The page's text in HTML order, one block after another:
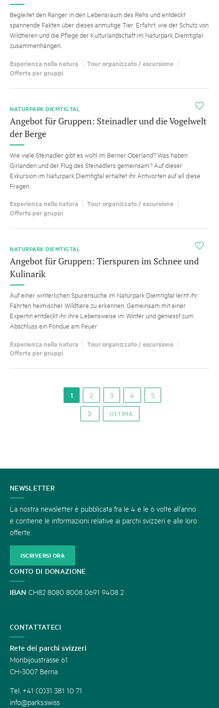
Begleitet den Ranger in den Lebensraum des Rehs und entdeckt
spannende Fakten über dieses anmutige Tier. Erfahrt, wie der Schutz von
Wildtieren und die Pflege der Kulturlandschaft im Naturpark Diemtigtal
zusammenhängen.
Esperienza nella natura
Tour organizzato / escursione
Offerta per gruppi
i
NATURPARK DIEMTIGTAL
Angebot für Gruppen: Steinadler und die Vogelwelt
der Berge
Wie viele Steinadler gibt es wohl im Berner Oberland? Was haben
Girlanden und der Flug des Steinadlers gemeinsam? Auf dieser
Exkursion im Naturpark Diemtigtal erhaltet ihr Antworten auf all diese
Fragen.
Esperienza nella natura
Tour organizzato / escursione
Offerta per gruppi
i
NATURPARK DIEMTIGTAL
Angebot für Gruppen: Tierspuren im Schnee und
Kulinarik
Auf einer winterlichen Spurensuche im Naturpark Diemtigtal lernt ihr,
Fährten heimischer Wildtiere zu erkennen. Gemeinsam mit einer
Expertin entdeckt ihr ihre Lebensweise im Winter und geniesst zum
Abschluss ein Fondue am Feuer.
Esperienza nella natura
Tour organizzato / escursione
Offerta per gruppi
p ULTIMA
1 2 3 4 5
CONTATTATECI
NEWSLETTER
La nostra newsletter è pubblicata fra le 4 e le 6 volte all’anno
e contiene le informazioni relative ai parchi svizzeri e alle loro
offerte.
ISCRIVERSI ORA
CONTO DI DONAZIONE
IBAN CH82 8080 8008 0691 9408 2
CONTATTATECI
Rete dei parchi svizzeri
Monbijoustrasse 61
CH-3007 Berna
Tel. +41 (0)31 381 10 71
info@parks.swiss